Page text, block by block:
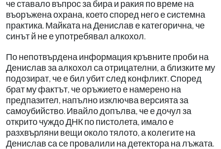
че ставало въпрос за бира и ракия по време на
въоръжена охрана, което според него е системна
практика. Майката на Денислав е категорична, че
синът й не е употребявал алкохол.
По непотвърдена информация кръвните проби на
Денислав за алкохол са отрицателни, а близките му
подозират, че е бил убит след конфликт. Според
брат му фактът, че оръжието е намерено на
предпазител, напълно изключва версията за
самоубийство. Ивайло допълва, че е дочул за
открито чуждо ДНК по пистолета, имало е
разхвърляни вещи около тялото, а колегите на
Денислав са се провалили на детектора на лъжата.